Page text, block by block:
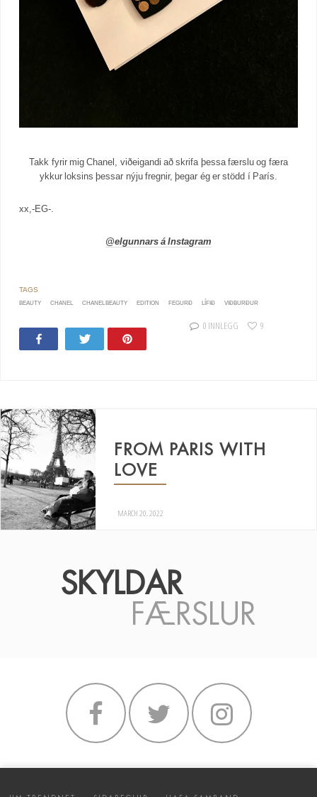
Takk fyrir mig Chanel, viðeigandi að skrifa þessa færslu og færa
ykkur loksins þessar nýju fregnir, þegar ég er stödd í París.
xx,-EG-.
@elgunnars á Instagram
BEAUTY CHANEL CHANEL BEAUTY EDITION FEGURÐ LÍFIÐ VIÐBURÐUR
Tweet
0 INNLEGG 9
FROM PARIS WITH
LOVE
MARCH 20, 2022
SKYLDAR
FÆRSLUR